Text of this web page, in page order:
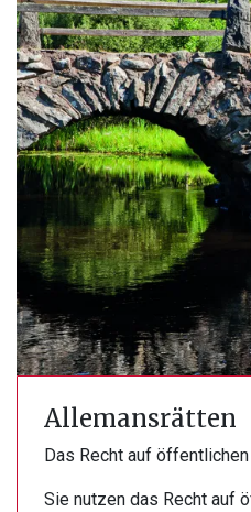
Allemansrätten
Das Recht auf
Sie nutzen das Recht auf